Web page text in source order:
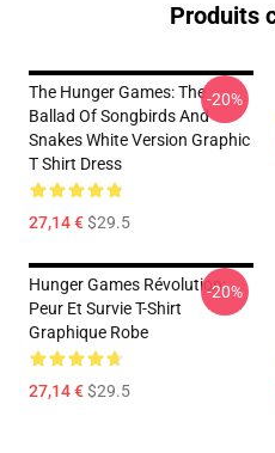
Produits
The Hunger Games: The
Ballad Of Songbirds And
Snakes White Version Graphic
T Shirt Dress
27,14 €$29.5
-20%
Hunger Games Révolution:
Peur Et Survie T-Shirt
Graphique Robe
27,14 €$29.5
-20%